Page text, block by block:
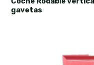
gavetas